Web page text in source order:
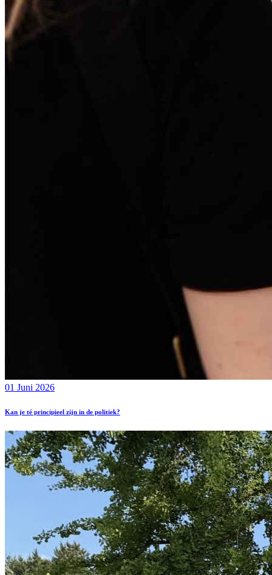
01 Juni 2026
Kan je té principieel zijn in de politiek?